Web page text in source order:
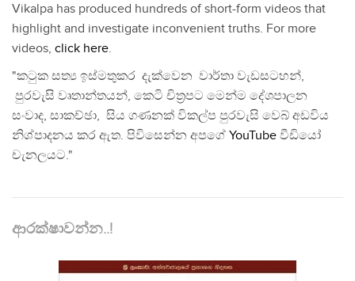
Vikalpa has produced hundreds of short-form videos that
highlight and investigate inconvenient truths. For more
videos, click here.
"කටුක සත්‍ය ඉස්මතුකර දැක්වෙන වාර්තා වැඩසටහන්,
පුරවැසි වෘතාන්තයන්, කෙටි චිත්‍රපට මෙන්ම දේශපාලන
සංවාද, සාකච්ඡා, සිය ගණනක් විකල්ප පුරවැසි වෙබ් අඩවිය
නිශ්පාදනය කර ඇත. පිවිසෙන්න අපගේ YouTube වීඩියෝ
චැනලයට."
ආරක්ෂාවන්න..!